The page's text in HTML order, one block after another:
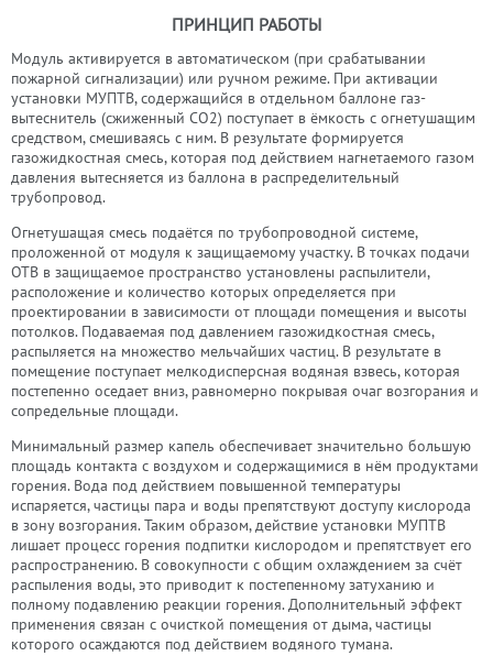
ПРИНЦИП РАБОТЫ
Модуль активируется в автоматическом (при срабатывании
пожарной сигнализации) или ручном режиме. При активации
установки МУПТВ, содержащийся в отдельном баллоне газ-
вытеснитель (сжиженный CO2) поступает в ёмкость с огнетушащим
средством, смешиваясь с ним. В результате формируется
газожидкостная смесь, которая под действием нагнетаемого газом
давления вытесняется из баллона в распределительный
трубопровод.
Огнетушащая смесь подаётся по трубопроводной системе,
проложенной от модуля к защищаемому участку. В точках подачи
ОТВ в защищаемое пространство установлены распылители,
расположение и количество которых определяется при
проектировании в зависимости от площади помещения и высоты
потолков. Подаваемая под давлением газожидкостная смесь,
распыляется на множество мельчайших частиц. В результате в
помещение поступает мелкодисперсная водяная взвесь, которая
постепенно оседает вниз, равномерно покрывая очаг возгорания и
сопредельные площади.
Минимальный размер капель обеспечивает значительно большую
площадь контакта с воздухом и содержащимися в нём продуктами
горения. Вода под действием повышенной температуры
испаряется, частицы пара и воды препятствуют доступу кислорода
в зону возгорания. Таким образом, действие установки МУПТВ
лишает процесс горения подпитки кислородом и препятствует его
распространению. В совокупности с общим охлаждением за счёт
распыления воды, это приводит к постепенному затуханию и
полному подавлению реакции горения. Дополнительный эффект
применения связан с очисткой помещения от дыма, частицы
которого осаждаются под действием водяного тумана.